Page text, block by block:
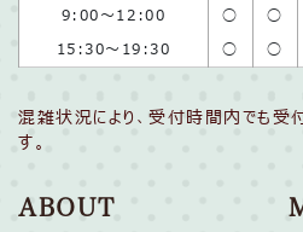
9:00〜12:00
◯ ◯
15:30〜19:30
◯ ◯
混雑状況により、受付時間内でも受
す。
ABOUT